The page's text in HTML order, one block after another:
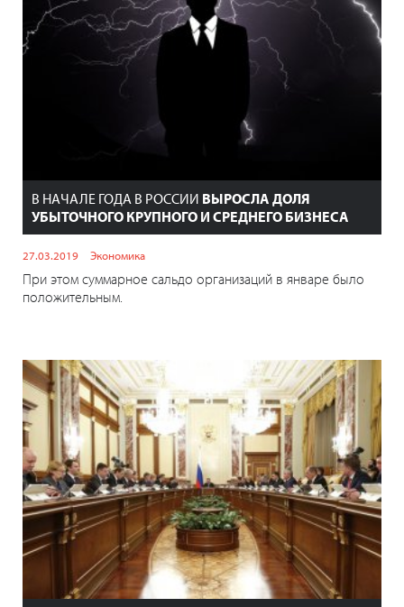
В НАЧАЛЕ ГОДА В РОССИИ ВЫРОСЛА ДОЛЯ
УБЫТОЧНОГО КРУПНОГО И СРЕДНЕГО БИЗНЕСА
27.03.2019 Экономика
При этом суммарное сальдо организаций в январе было
положительным.